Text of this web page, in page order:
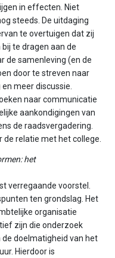
in effecten. Niet
steeds. De uitdaging
te overtuigen dat zij
te dragen aan de
de samenleving (en de
door te streven naar
meer discussie.
naar communicatie
aankondigingen van
de raadsvergadering.
de relatie met het college.
het
verregaande voorstel.
ten grondslag. Het
organisatie
zijn die onderzoek
doelmatigheid van het
Hierdoor is